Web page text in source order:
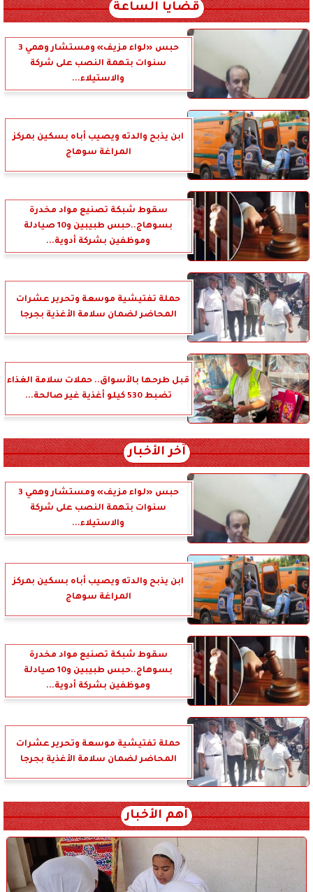
قضايا الساعة
حبس «لواء مزيف» ومستشار وهمي 3
سنوات بتهمة النصب على شركة
والاستيلاء...
ابن يذبح والدته ويصيب أباه بسكين بمركز
المراغة سوهاج
سقوط شبكة تصنيع مواد مخدرة
بسوهاج..حبس طبيبين و10 صيادلة
وموظفين بشركة أدوية...
حملة تفتيشية موسعة وتحرير عشرات
المحاضر لضمان سلامة الأغذية بجرجا
قبل طرحها بالأسواق.. حملات سلامة الغذاء
تضبط 530 كيلو أغذية غير صالحة...
آخر الأخبار
حبس «لواء مزيف» ومستشار وهمي 3
سنوات بتهمة النصب على شركة
والاستيلاء...
ابن يذبح والدته ويصيب أباه بسكين بمركز
المراغة سوهاج
سقوط شبكة تصنيع مواد مخدرة
بسوهاج..حبس طبيبين و10 صيادلة
وموظفين بشركة أدوية...
حملة تفتيشية موسعة وتحرير عشرات
المحاضر لضمان سلامة الأغذية بجرجا
أهم الأخبار